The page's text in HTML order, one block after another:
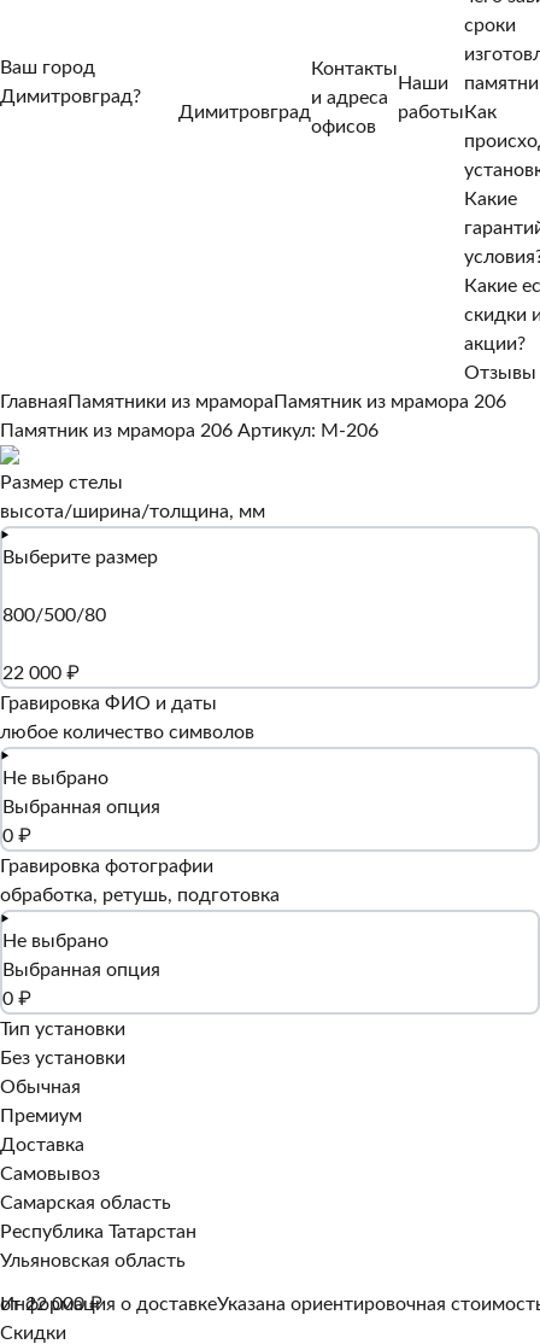
Ваш город
Димитровград?
Димитровград
Контакты
и адреса
офисов
Наши
работы
сроки
Как
Какие
Какие
скидки
акции?
Отзывы
Главная Памятники из мрамора Памятник из мрамора 206
Памятник из мрамора 206 Артикул: M-206
Размер стелы
высота/ширина/толщина, мм
Выберите размер
800/500/80
22 000 ₽
Гравировка ФИО и даты
любое количество символов
Не выбрано
Выбранная опция
0 ₽
Гравировка фотографии
обработка, ретушь, подготовка
Не выбрано
Выбранная опция
0 ₽
Тип установки
Без установки
Обычная
Премиум
Доставка
Самовывоз
Самарская область
Республика Татарстан
Ульяновская область
Информация о доставкеУказана ориентировочная
от 22 000 ₽
Скидки